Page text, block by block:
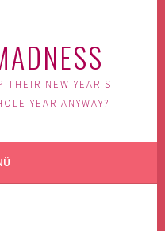
THEIR NEW YEAR'S
YEAR ANYWAY?